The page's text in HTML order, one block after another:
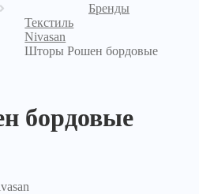
Бренды
Текстиль
Nivasan
Шторы Рошен бордовые
бордовые